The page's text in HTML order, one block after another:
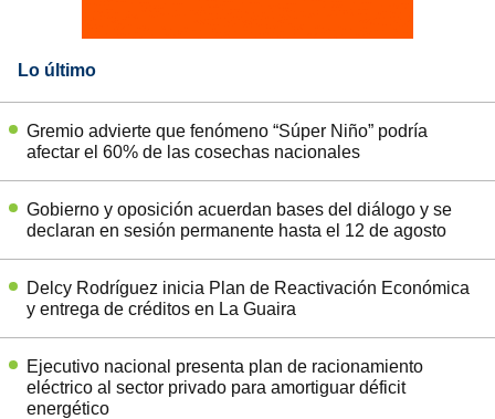
Lo último
Gremio advierte que fenómeno “Súper Niño” podría
afectar el 60% de las cosechas nacionales
Gobierno y oposición acuerdan bases del diálogo y se
declaran en sesión permanente hasta el 12 de agosto
Delcy Rodríguez inicia Plan de Reactivación Económica
y entrega de créditos en La Guaira
Ejecutivo nacional presenta plan de racionamiento
eléctrico al sector privado para amortiguar déficit
energético